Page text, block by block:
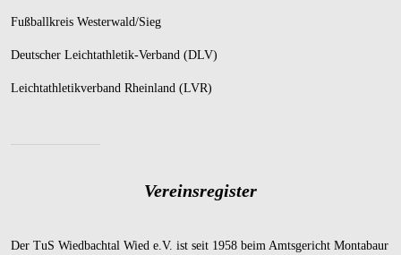
Fußballkreis Westerwald/Sieg
Deutscher Leichtathletik-Verband (DLV)
Leichtathletikverband Rheinland (LVR)
Vereinsregister
Der TuS Wiedbachtal Wied e.V. ist seit 1958 beim Amtsgericht Montabaur